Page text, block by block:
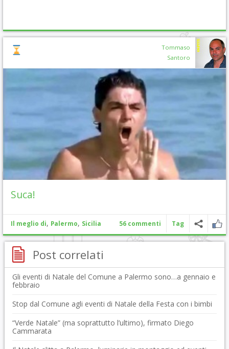
Tommaso
Santoro
Suca!
Il meglio di, Palermo, Sicilia 56 commenti Tag
Post correlati
Gli eventi di Natale del Comune a Palermo sono…a gennaio e
febbraio
Stop dal Comune agli eventi di Natale della Festa con i bimbi
“Verde Natale” (ma soprattutto l’ultimo), firmato Diego
Cammarata